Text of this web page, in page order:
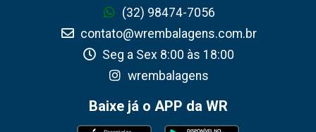
(32) 98474-7056
contato@wrembalagens.com.br
Seg a Sex 8:00 às 18:00
wrembalagens
Baixe já o APP da WR